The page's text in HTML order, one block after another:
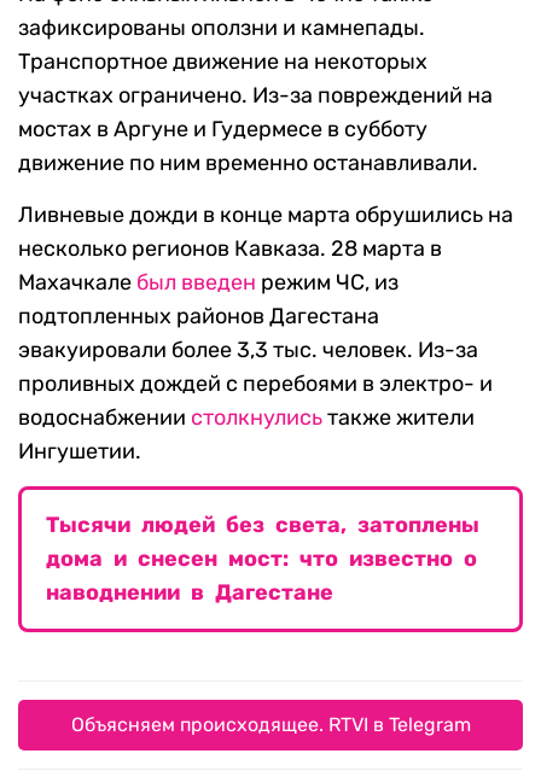
зафиксированы оползни и камнепады.
Транспортное движение на некоторых
участках ограничено. Из-за повреждений на
мостах в Аргуне и Гудермесе в субботу
движение по ним временно останавливали.
Ливневые дожди в конце марта обрушились на
несколько регионов Кавказа. 28 марта в
Махачкале был введен режим ЧС, из
подтопленных районов Дагестана
эвакуировали более 3,3 тыс. человек. Из-за
проливных дождей с перебоями в электро- и
водоснабжении столкнулисьтакже жители
Ингушетии.
Тысячи людей без света, затоплены
дома и снесен мост: что известно о
наводнении в Дагестане
Объясняем происходящее. RTVI в Telegram